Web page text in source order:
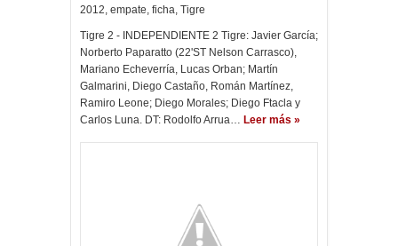
2012, empate, ficha, Tigre
Tigre 2 - INDEPENDIENTE 2 Tigre: Javier García;
Norberto Paparatto (22'ST Nelson Carrasco),
Mariano Echeverría, Lucas Orban; Martín
Galmarini, Diego Castaño, Román Martínez,
Ramiro Leone; Diego Morales; Diego Ftacla y
Carlos Luna. DT: Rodolfo Arrua… Leer más »